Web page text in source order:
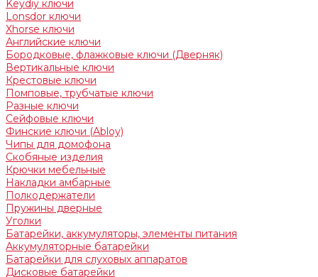
Keydiy ключи
Lonsdor ключи
Xhorse ключи
Английские ключи
Бородковые, флажковые ключи (Дверняк)
Вертикальные ключи
Крестовые ключи
Помповые, трубчатые ключи
Разные ключи
Сейфовые ключи
Финские ключи (Abloy)
Чипы для домофона
Скобяные изделия
Крючки мебельные
Накладки амбарные
Полкодержатели
Пружины дверные
Уголки
Батарейки, аккумуляторы, элементы питания
Аккумуляторные батарейки
Батарейки для слуховых аппаратов
Дисковые батарейки